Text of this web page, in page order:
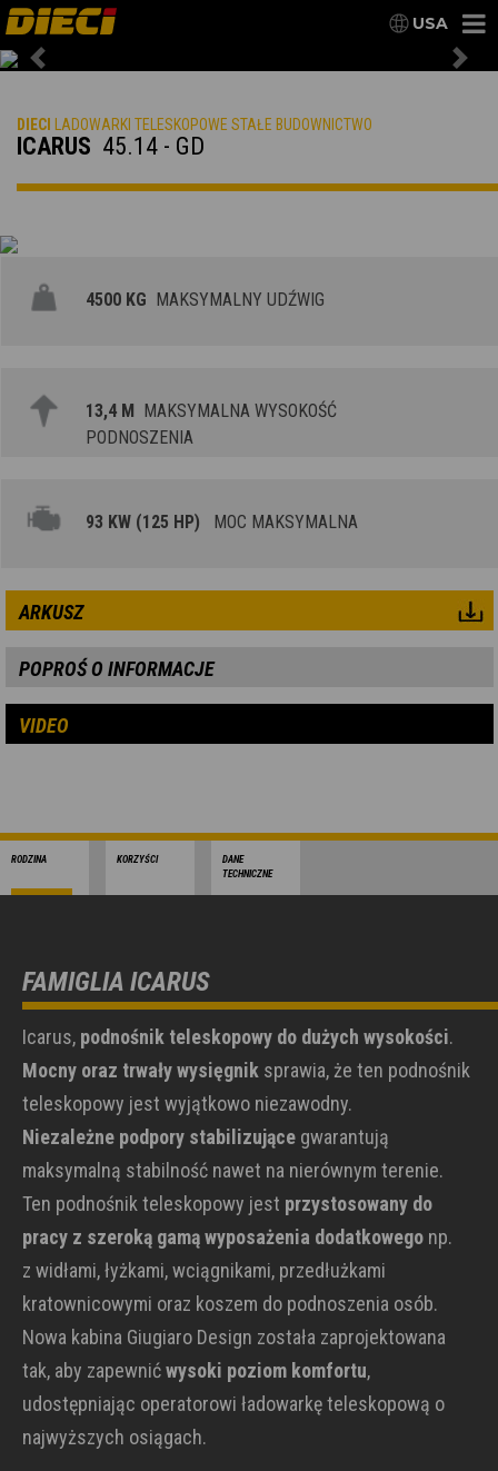
USA
Previous
DIECI LADOWARKI TELESKOPOWE STAŁE BUDOWNICTWO
ICARUS 45.14 - GD
4500 KG MAKSYMALNY UDŹWIG
13,4 M
MAKSYMALNA WYSOKOŚĆ
PODNOSZENIA
93 KW (125 HP) MOC MAKSYMALNA
ARKUSZ
POPROŚ O INFORMACJE
VIDEO
RODZINA KORZYŚCI
DANE
TECHNICZNE
FAMIGLIA ICARUS
Icarus, podnośnik teleskopowy do dużych wysokości.
Mocny oraz trwały wysięgnik sprawia, że ten podnośnik
teleskopowy jest wyjątkowo niezawodny.
Niezależne podpory stabilizujące gwarantują
maksymalną stabilność nawet na nierównym terenie.
Ten podnośnik teleskopowy jest przystosowany do
pracy z szeroką gamą wyposażenia dodatkowego np.
z widłami, łyżkami, wciągnikami, przedłużkami
kratownicowymi oraz koszem do podnoszenia osób.
Nowa kabina Giugiaro Design została zaprojektowana
tak, aby zapewnićwysoki poziom komfortu,
udostępniając operatorowi ładowarkę teleskopową o
najwyższych osiągach.